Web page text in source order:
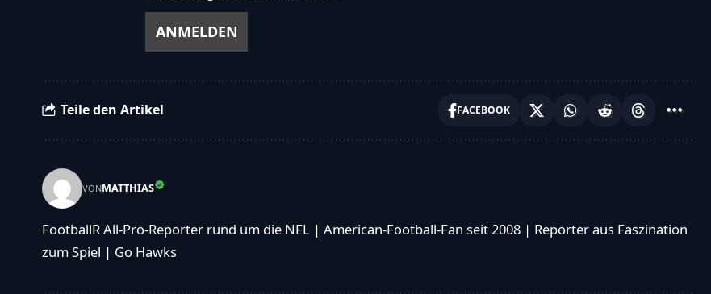
Teile den Artikel FACEBOOK
VONMATTHIAS
FootballR All-Pro-Reporter rund um die NFL | American-Football-Fan seit 2008 | Reporter aus Faszination
zum Spiel | Go Hawks